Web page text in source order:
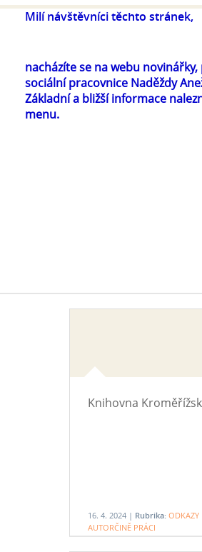
Milí návštěvníci těchto stránek,
nacházíte se na webu novinářky,
sociální pracovnice Naděždy
Základní a bližší informace
menu.
Knihovna
16. 4. 2024 | Rubrika: ODKAZY
AUTORČINĚ PRÁCI